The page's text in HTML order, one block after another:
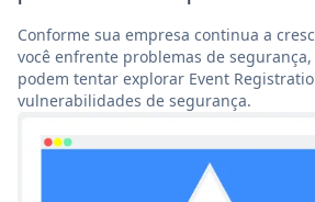
Conforme sua empresa continua a
você enfrente problemas de segurança,
podem tentar explorar Event
vulnerabilidades de segurança.